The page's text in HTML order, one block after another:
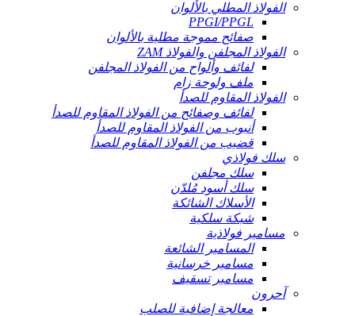
الفولاذ المطلي بالألوان
PPGI/PPGL
صفائح مموجة مطلية بالألوان
الفولاذ المجلفن والفولاذ ZAM
لفائف وألواح من الفولاذ المجلفن
ملف ولوحة زام
الفولاذ المقاوم للصدأ
لفائف وصفائح من الفولاذ المقاوم للصدأ
أنبوب من الفولاذ المقاوم للصدأ
قضيب من الفولاذ المقاوم للصدأ
سلك فولاذي
سلك مجلفن
سلك أسود مُلدّن
الأسلاك الشائكة
شبكة سلكية
مسامير فولاذية
المسامير الشائعة
مسامير خرسانية
مسامير تسقيف
آحرون
معالجة إضافية للصلب